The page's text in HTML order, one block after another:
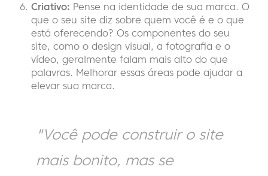
Criativo: Pense na identidade de sua marca. O
que o seu site diz sobre quem você é e o que
está oferecendo? Os componentes do seu
site, como o design visual, a fotografia e o
vídeo, geralmente falam mais alto do que
palavras. Melhorar essas áreas pode ajudar a
elevar sua marca.
"Você pode construir o site
mais bonito, mas se